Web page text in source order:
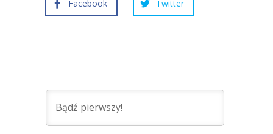
Facebook Twitter